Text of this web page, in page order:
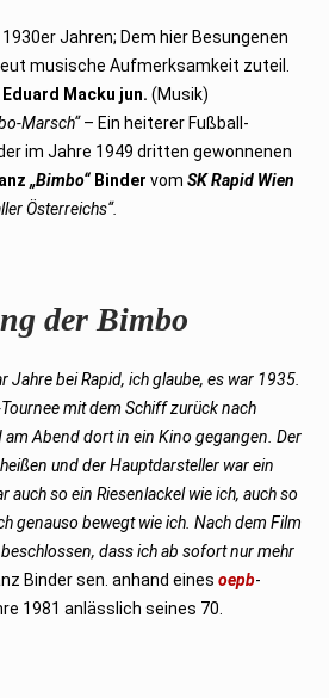
Jahren; Dem hier Besungenen
musische Aufmerksamkeit zuteil.
Eduard Macku jun. (Musik)
Marsch“– Ein heiterer Fußball-
im Jahre 1949 dritten gewonnenen
„Bimbo“ Binder vomSK Rapid Wien
Österreichs“.
der Bimbo
Jahre bei Rapid, ich glaube, es war 1935.
mit dem Schiff zurück nach
Abend dort in ein Kino gegangen. Der
und der Hauptdarsteller war ein
auch so ein Riesenlackel wie ich, auch so
genauso bewegt wie ich. Nach dem Film
dass ich ab sofort nur mehr
Binder sen. anhand einesoepb-
1981 anlässlich seines 70.